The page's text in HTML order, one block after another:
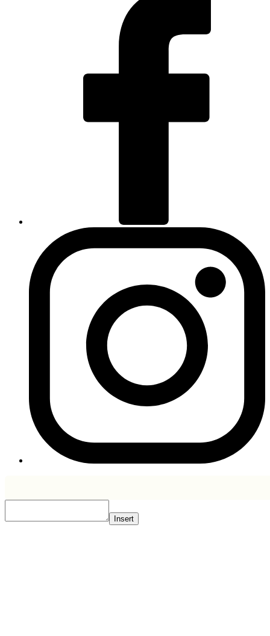
Insert